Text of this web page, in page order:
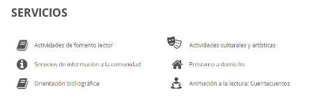
SERVICIOS